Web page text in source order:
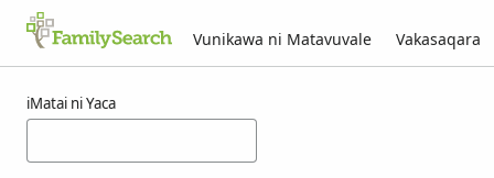
Vunikawa ni Matavuvale Vakasaqara
iMatai ni Yaca